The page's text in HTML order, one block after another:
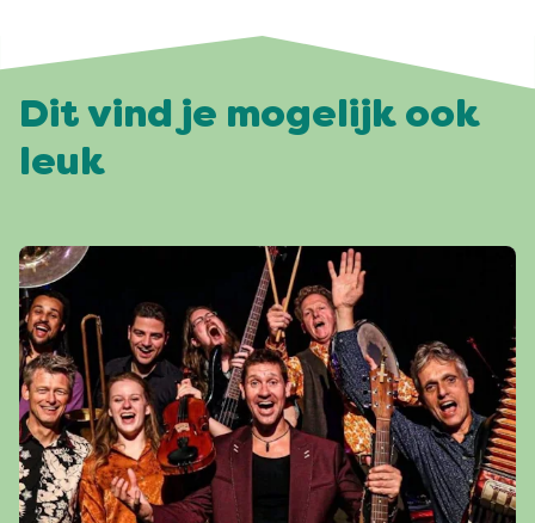
Dit vind je mogelijk ook
leuk